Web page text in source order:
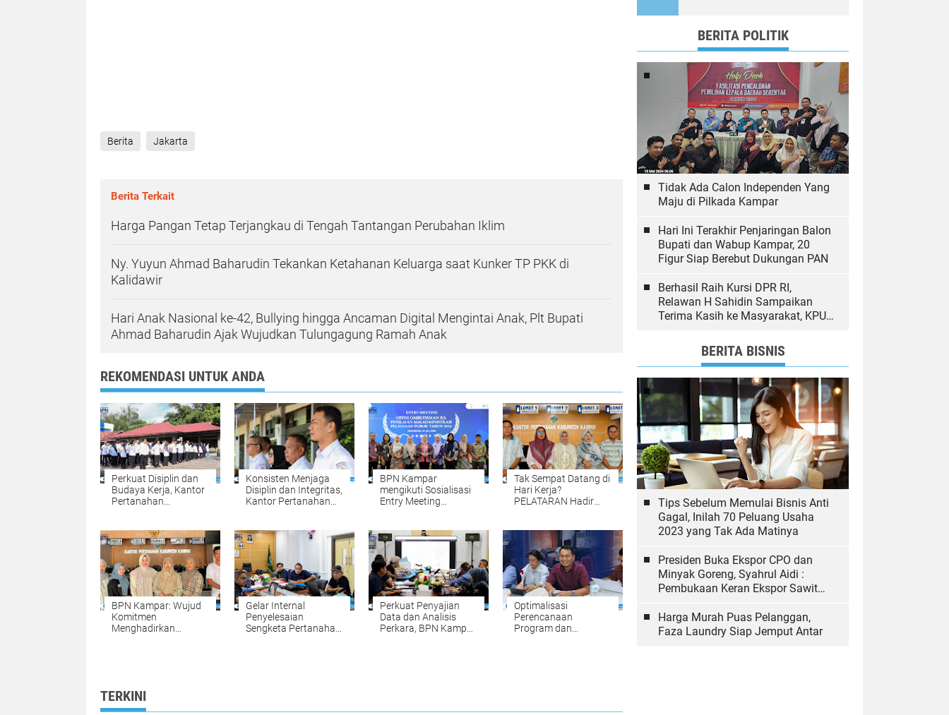
Berita Jakarta
Berita Terkait
Harga Pangan Tetap Terjangkau di Tengah Tantangan Perubahan Iklim
Ny. Yuyun Ahmad Baharudin Tekankan Ketahanan Keluarga saat Kunker TP PKK di
Kalidawir
Hari Anak Nasional ke-42, Bullying hingga Ancaman Digital Mengintai Anak, Plt Bupati
Ahmad Baharudin Ajak Wujudkan Tulungagung Ramah Anak
REKOMENDASI UNTUK ANDA
Perkuat Disiplin dan
Budaya Kerja, Kantor
Pertanahan
sebagai Wujud
Komitmen
Meningkatkan
Kualitas Pelayanan
Konsisten Menjaga
Disiplin dan Integritas,
Kantor Pertanahan
sebagai Penguatan
Budaya Kerja
Organisasi
BPN Kampar
mengikuti Sosialisasi
Entry Meeting
2026 yang
diselenggarakan oleh
Ombudsman RI
Tak Sempat Datang di
Hari Kerja?
PELATARAN Hadir
Tanah Setiap Sabtu
dan Minggu
BPN Kampar: Wujud
Komitmen
Menghadirkan
Gelar Internal
Penyelesaian
Sengketa Pertanahan:
Perkuat Penyajian
Data dan Analisis
Perkara, BPN Kampar
Optimalisasi
Perencanaan
Program dan
TERKINI
BERITA POLITIK
Tidak Ada Calon Independen Yang
Maju di Pilkada Kampar
Hari Ini Terakhir Penjaringan Balon
Bupati dan Wabup Kampar, 20
Figur Siap Berebut Dukungan PAN
Berhasil Raih Kursi DPR RI,
Relawan H Sahidin Sampaikan
Terima Kasih ke Masyarakat, KPU
BERITA BISNIS
Tips Sebelum Memulai Bisnis Anti
Gagal, Inilah 70 Peluang Usaha
2023 yang Tak Ada Matinya
Presiden Buka Ekspor CPO dan
Minyak Goreng, Syahrul Aidi :
Pembukaan Keran Ekspor Sawit
Harga Murah Puas Pelanggan,
Faza Laundry Siap Jemput Antar